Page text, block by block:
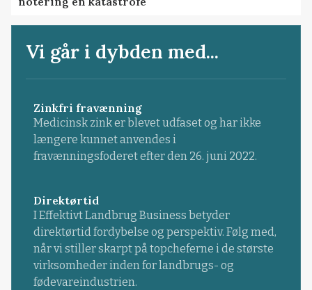
Vi går i dybden med...
Zinkfri fravænning
Medicinsk zink er blevet udfaset og har ikke
længere kunnet anvendes i
fravænningsfoderet efter den 26. juni 2022.
Direktørtid
I Effektivt Landbrug Business betyder
direktørtid fordybelse og perspektiv. Følg med,
når vi stiller skarpt på topcheferne i de største
virksomheder inden for landbrugs- og
fødevareindustrien.